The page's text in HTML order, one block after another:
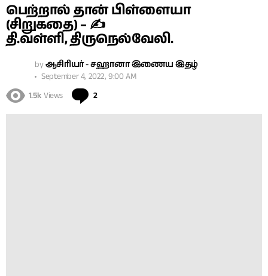
பெற்றால் தான் பிள்ளையா
(சிறுகதை) – ✍
தி.வள்ளி, திருநெல்வேலி.
byஆசிரியர் - சஹானா இணைய இதழ்
September 4, 2022, 9:00 AM
1.5k Views 2